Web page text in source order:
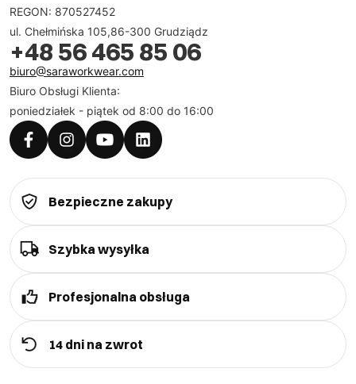
REGON: 870527452
ul. Chełmińska 105,86-300 Grudziądz
+48 56 465 85 06
biuro@saraworkwear.com
Biuro Obsługi Klienta:
poniedziałek - piątek od 8:00 do 16:00
Bezpieczne zakupy
Szybka wysyłka
Profesjonalna obsługa
14 dni na zwrot